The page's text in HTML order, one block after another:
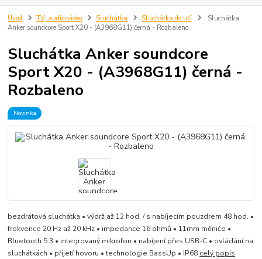
Úvod TV, audio-video Sluchátka Sluchátka do uší
Sluchátka
Anker soundcore Sport X20 - (A3968G11) černá - Rozbaleno
Sluchátka Anker soundcore
Sport X20 - (A3968G11) černá -
Rozbaleno
Novinka
bezdrátová sluchátka • výdrž až 12 hod. / s nabíjecím pouzdrem 48 hod. •
frekvence 20 Hz až 20 kHz • impedance 16 ohmů • 11mm měniče •
Bluetooth 5.3 • integrovaný mikrofon • nabíjení přes USB-C • ovládání na
sluchátkách • přijetí hovoru • technologie BassUp • IP68 celý popis